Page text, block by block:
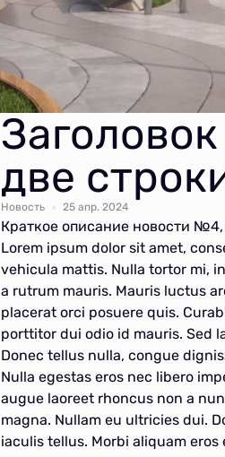
две
Новость 25 апр. 2024
Краткое описание новости №4,
Lorem ipsum dolor sit amet,
vehicula mattis. Nulla tortor mi,
a rutrum mauris. Mauris luctus
placerat orci posuere quis.
porttitor dui odio id mauris. Sed
Donec tellus nulla, congue
Nulla egestas eros nec libero
augue laoreet rhoncus non a
magna. Nullam eu ultricies dui.
iaculis tellus. Morbi aliquam